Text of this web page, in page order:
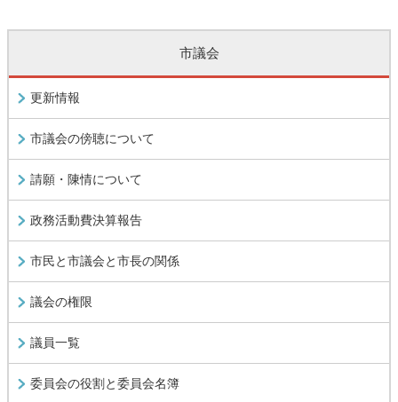
市議会
更新情報
市議会の傍聴について
請願・陳情について
政務活動費決算報告
市民と市議会と市長の関係
議会の権限
議員一覧
委員会の役割と委員会名簿